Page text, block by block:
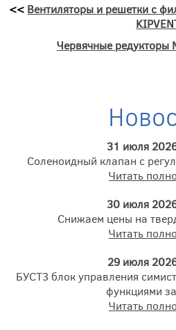
<< Вентиляторы и решетки с
Червячные редукторы
31 июля
Соленоидный клапан с
Читать
30 июля
Снижаем цены на
Читать
29 июля
БУСТ3 блок управления
функциями
Читать